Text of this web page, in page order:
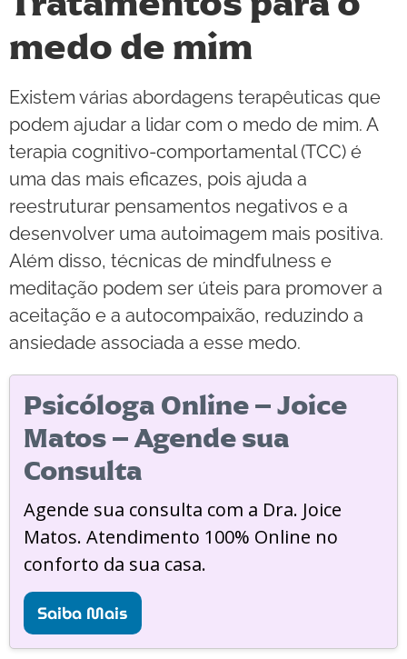
medo de mim
Existem várias abordagens terapêuticas que
podem ajudar a lidar com o medo de mim. A
terapia cognitivo-comportamental (TCC) é
uma das mais eficazes, pois ajuda a
reestruturar pensamentos negativos e a
desenvolver uma autoimagem mais positiva.
Além disso, técnicas de mindfulness e
meditação podem ser úteis para promover a
aceitação e a autocompaixão, reduzindo a
ansiedade associada a esse medo.
Psicóloga Online – Joice
Matos – Agende sua
Consulta
Agende sua consulta com a Dra. Joice
Matos. Atendimento 100% Online no
conforto da sua casa.
Saiba Mais